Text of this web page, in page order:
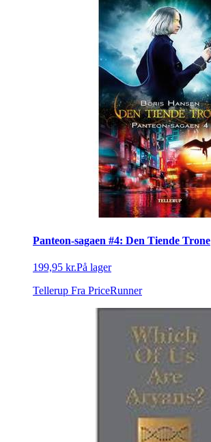
Panteon-sagaen #4: Den Tiende Trone
199,95 kr.På lager
Tellerup Fra PriceRunner